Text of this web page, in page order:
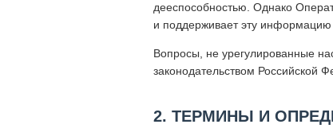
дееспособностью. Однако
и поддерживает эту информацию
Вопросы, не урегулированные
законодательством Российской
2. ТЕРМИНЫ И